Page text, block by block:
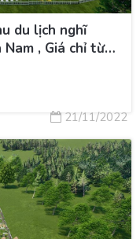
du lịch nghĩ
Nam , Giá chỉ từ
21/11/2022